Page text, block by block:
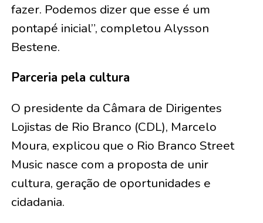
fazer. Podemos dizer que esse é um
pontapé inicial”, completou Alysson
Bestene.
Parceria pela cultura
O presidente da Câmara de Dirigentes
Lojistas de Rio Branco (CDL), Marcelo
Moura, explicou que o Rio Branco Street
Music nasce com a proposta de unir
cultura, geração de oportunidades e
cidadania.